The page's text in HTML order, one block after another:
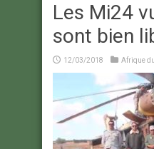
Les Mi24
sont bien
12/03/2018 Afrique